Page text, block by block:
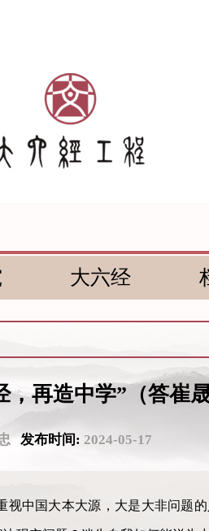
大六经
再造中学”（答崔晟
发布时间: 2024-05-17
中国大本大源，大是大非问题